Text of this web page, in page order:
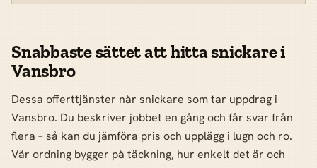
Snabbaste sättet att hitta snickare i
Vansbro
Dessa offerttjänster når snickare som tar uppdrag i
Vansbro. Du beskriver jobbet en gång och får svar från
flera – så kan du jämföra pris och upplägg i lugn och ro.
Vår ordning bygger på täckning, hur enkelt det är och